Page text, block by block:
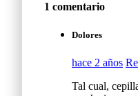
1 comentario
Dolores
hace 2 años
Tal cual,